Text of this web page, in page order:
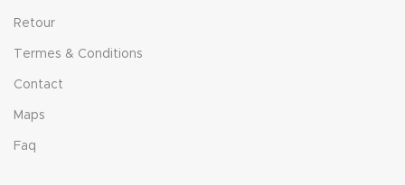
Retour
Termes & Conditions
Contact
Maps
Faq